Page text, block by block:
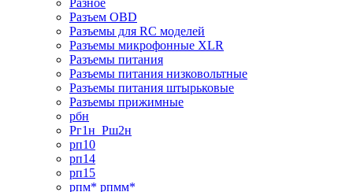
Разъем OBD
Разъемы для RC моделей
Разъемы микрофонные XLR
Разъемы питания
Разъемы питания низковольтные
Разъемы питания штырьковые
Разъемы прижимные
рбн
Рг1н_Рш2н
рп10
рп14
рп15
рпм* рпмм*